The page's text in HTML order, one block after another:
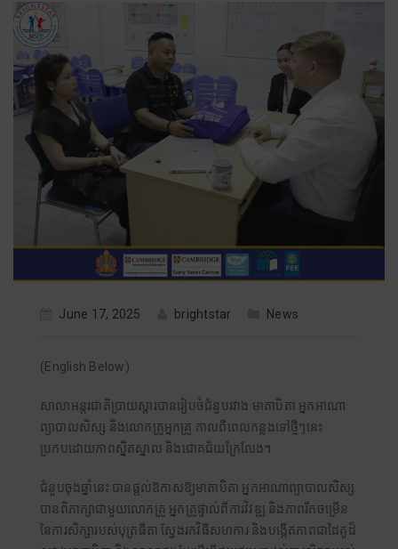
June 17, 2025 brightstar News
(English Below)
សាលាអន្តរជាតិប្រាយស្តារបានរៀបចំជំនួបរវាង មាតាបិតា អ្នកអាណា
ព្យាបាលសិស្ស និងលោកគ្រូអ្នកគ្រូ កាលពីពេលកន្លងទៅថ្មីៗនេះ
ប្រកបដោយភាពស្និតស្នាល និងជោគជ័យក្រៃលែង។
ជំនួបចុងឆ្នាំនេះ បានផ្តល់ឱកាសឱ្យមាតាបិតា អ្នកអាណាព្យាបាលសិស្ស
បានពិភាក្សាជាមួយលោកគ្រូ អ្នកគ្រូផ្ទាល់ពីការវិវឌ្ឍ និងភាពរីកចម្រើន
នៃការសិក្សារបស់បុត្រធីតា ស្វែងរកវិធីសហការ និងបង្កើតភាពជាដៃគូដ៏